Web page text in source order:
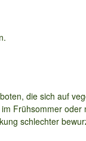
die sich auf
Frühsommer oder
schlechter